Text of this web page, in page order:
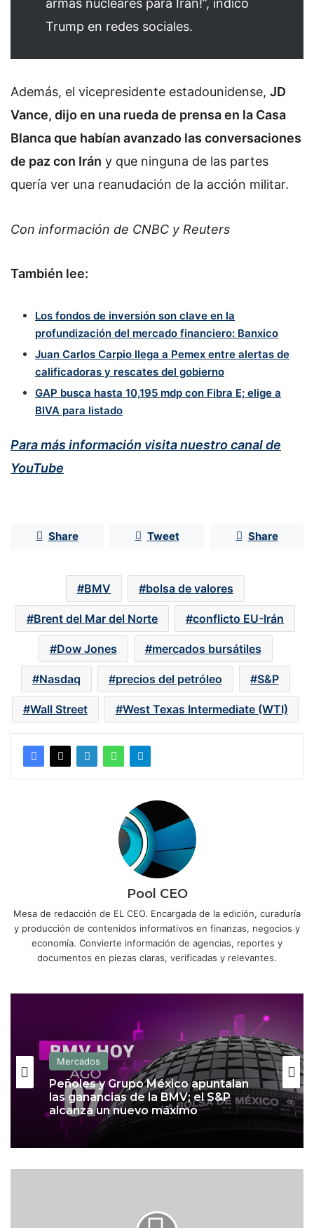
Trump en redes sociales.
Además, el vicepresidente estadounidense, JD
Vance, dijo en una rueda de prensa en la Casa
Blanca que habían avanzado las conversaciones
de paz con Irán y que ninguna de las partes
quería ver una reanudación de la acción militar.
Con información de CNBC y Reuters
También lee:
Los fondos de inversión son clave en la
profundización del mercado financiero: Banxico
Juan Carlos Carpio llega a Pemex entre alertas de
calificadoras y rescates del gobierno
GAP busca hasta 10,195 mdp con Fibra E; elige a
BIVA para listado
Para más información visita nuestro canal de
YouTube
Share Tweet Share
BMV bolsa de valores
Brent del Mar del Norte conflicto EU-Irán
Dow Jones mercados bursátiles
Nasdaq precios del petróleo S&P
Wall Street West Texas Intermediate (WTI)
Pool CEO
Mesa de redacción de EL CEO. Encargada de la edición, curaduría
y producción de contenidos informativos en finanzas, negocios y
economía. Convierte información de agencias, reportes y
documentos en piezas claras, verificadas y relevantes.
Mercados
Mercados
Peso registra su mejor nivel en casi 6
meses y logra ganancia semanal de
1.05%